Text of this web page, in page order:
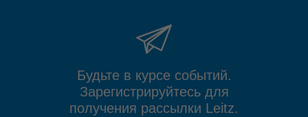
Будьте в курсе событий.
Зарегистрируйтесь для
получения рассылки Leitz.